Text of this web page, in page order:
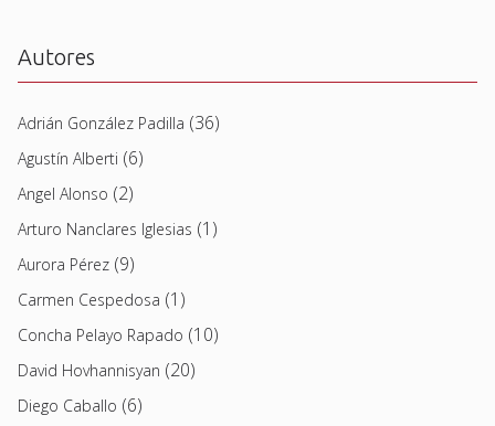
Autores
Adrián González Padilla (36)
Agustín Alberti (6)
Angel Alonso (2)
Arturo Nanclares Iglesias (1)
Aurora Pérez (9)
Carmen Cespedosa (1)
Concha Pelayo Rapado (10)
David Hovhannisyan (20)
Diego Caballo (6)